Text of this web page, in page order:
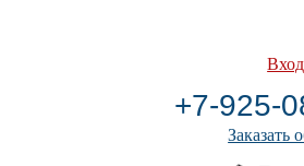
Вход
+7-925-
Заказать